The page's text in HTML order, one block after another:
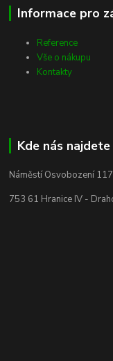
Informace pro
Reference
Vše o nákupu
Kontakty
Kde nás najdete
Náměstí Osvobození 117
753 61 Hranice IV -